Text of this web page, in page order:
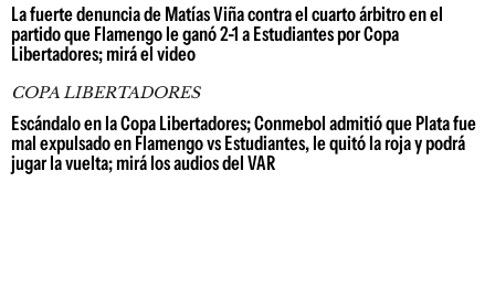
La fuerte denuncia de Matías Viña contra el cuarto árbitro en el
partido que Flamengo le ganó 2-1 a Estudiantes por Copa
Libertadores; mirá el video
COPA LIBERTADORES
Escándalo en la Copa Libertadores; Conmebol admitió que Plata fue
mal expulsado en Flamengo vs Estudiantes, le quitó la roja y podrá
jugar la vuelta; mirá los audios del VAR